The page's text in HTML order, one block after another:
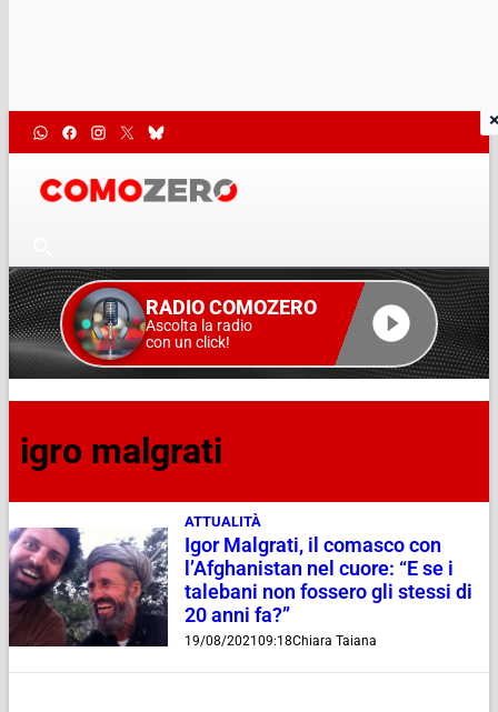
RADIO COMOZERO
Ascolta la radio
con un click!
igro malgrati
ATTUALITÀ
Igor Malgrati, il comasco con
l’Afghanistan nel cuore: “E se i
talebani non fossero gli stessi di
20 anni fa?”
19/08/202109:18Chiara Taiana